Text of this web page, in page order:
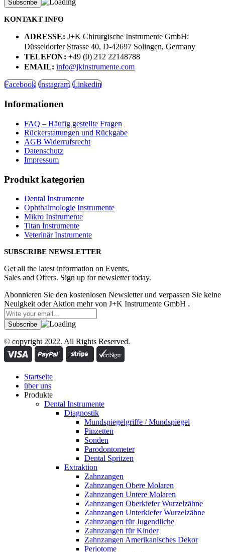
KONTAKT INFO
ADRESSE: J+K Chirurgische Instrumente GmbH:
Düsseldorfer Strasse 40, D-42697 Solingen, Germany
TELEFON: +49 (0) 212 22148788
EMAIL: info@jkinstrumente.com
Facebook Instagram Linkedin
Informationen
FAQ – Häufig gestellte Fragen
Rückerstattungen und Rückgabe
AGB Widerrufsrecht
Datenschutz
Impressum
Produkt kategorien
Dental Instrumente
Ophthalmologie Instrumente
Mikro Instrumente
Titan Instrumente
Veterinär Instrumente
SUBSCRIBE NEWSLETTER
Get all the latest information on Events,
Sales and Offers. Sign up for newsletter today.
Abonnieren Sie den kostenlosen Newsletter und verpassen Sie keine
Neuigkeit oder Aktion mehr von J+K Instrumente GmbH .
© copyright 2022. All Rights Reserved.
Startseite
über uns
Produkte
Dental Instrumente
Diagnostik
Mundspiegelgriffe / Mundspiegel
Pinzetten
Sonden
Parodontometer
Dental Spritzen
Extraktion
Zahnzangen
Zahnzangen Obere Molaren
Zahnzangen Untere Molaren
Zahnzangen Oberkiefer Wurzelzähne
Zahnzangen Unterkiefer Wurzelzähne
Zahnzangen für Jugendliche
Zahnzangen für Kinder
Zahnzangen Amerikanisches Dekor
Periotome